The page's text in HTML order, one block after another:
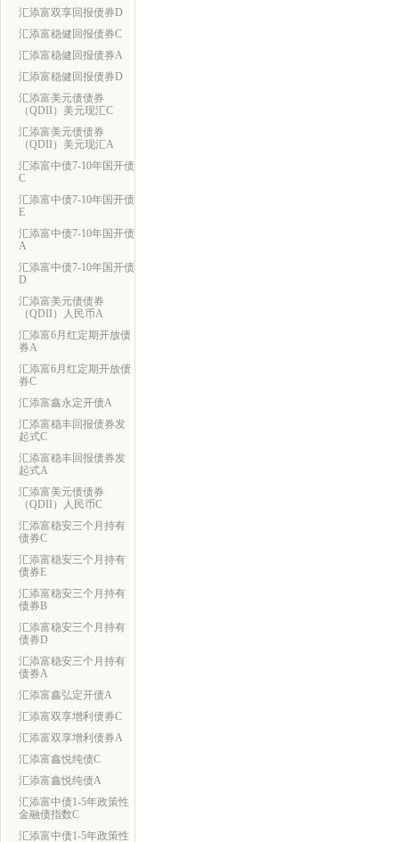
汇添富双享回报债券D
汇添富稳健回报债券C
汇添富稳健回报债券A
汇添富稳健回报债券D
汇添富美元债债券
（QDII）美元现汇C
汇添富美元债债券
（QDII）美元现汇A
汇添富中债7-10年国开债
C
汇添富中债7-10年国开债
E
汇添富中债7-10年国开债
A
汇添富中债7-10年国开债
D
汇添富美元债债券
（QDII）人民币A
汇添富6月红定期开放债
券A
汇添富6月红定期开放债
券C
汇添富鑫永定开债A
汇添富稳丰回报债券发
起式C
汇添富稳丰回报债券发
起式A
汇添富美元债债券
（QDII）人民币C
汇添富稳安三个月持有
债券C
汇添富稳安三个月持有
债券E
汇添富稳安三个月持有
债券B
汇添富稳安三个月持有
债券D
汇添富稳安三个月持有
债券A
汇添富鑫弘定开债A
汇添富双享增利债券C
汇添富双享增利债券A
汇添富鑫悦纯债C
汇添富鑫悦纯债A
汇添富中债1-5年政策性
金融债指数C
汇添富中债1-5年政策性